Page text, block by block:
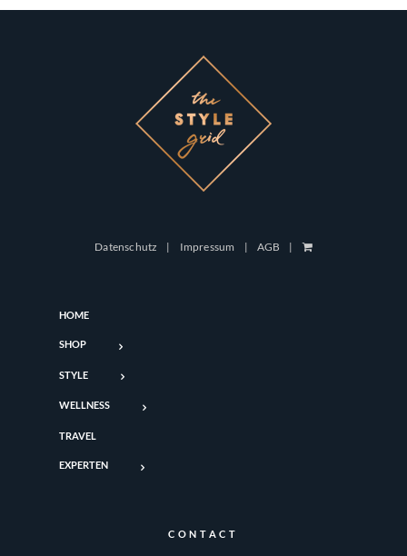
Datenschutz Impressum AGB
HOME
SHOP
STYLE
WELLNESS
TRAVEL
EXPERTEN
CONTACT